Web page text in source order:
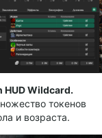
HUD Wildcard.
токенов
и возраста.